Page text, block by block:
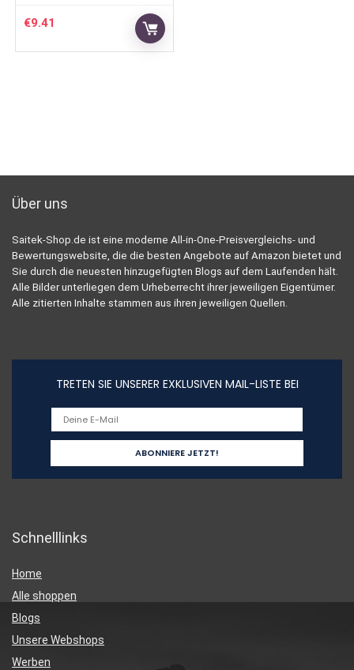
€9.41
Über uns
Saitek-Shop.de ist eine moderne All-in-One-Preisvergleichs- und
Bewertungswebsite, die die besten Angebote auf Amazon bietet und
Sie durch die neuesten hinzugefügten Blogs auf dem Laufenden hält.
Alle Bilder unterliegen dem Urheberrecht ihrer jeweiligen Eigentümer.
Alle zitierten Inhalte stammen aus ihren jeweiligen Quellen.
TRETEN SIE UNSERER EXKLUSIVEN MAIL-LISTE BEI
Schnelllinks
Home
Alle shoppen
Blogs
Unsere Webshops
Werben